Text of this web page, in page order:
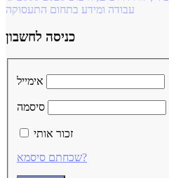
עבודה ומידע בתחום התעסוקה
כניסה לחשבון
אימייל
סיסמה
זכור אותי
שכחתם סיסמא?